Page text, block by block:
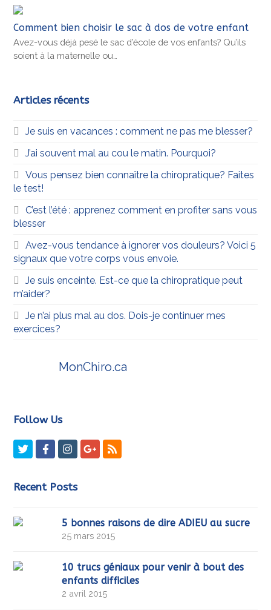
Comment bien choisir le sac à dos de votre enfant
Avez-vous déjà pesé le sac d’école de vos enfants? Qu’ils
soient à la maternelle ou…
Articles récents
Je suis en vacances : comment ne pas me blesser?
J’ai souvent mal au cou le matin. Pourquoi?
Vous pensez bien connaître la chiropratique? Faites
le test!
C’est l’été : apprenez comment en profiter sans vous
blesser
Avez-vous tendance à ignorer vos douleurs? Voici 5
signaux que votre corps vous envoie.
Je suis enceinte. Est-ce que la chiropratique peut
m’aider?
Je n’ai plus mal au dos. Dois-je continuer mes
exercices?
MonChiro.ca
Follow Us
TwitterFacebookInstagramGooglePlus
RSS
Recent Posts
5 bonnes raisons de dire ADIEU au sucre
25 mars 2015
10 trucs géniaux pour venir à bout des
enfants difficiles
2 avril 2015